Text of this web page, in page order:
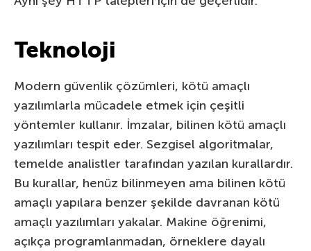
Teknoloji
Modern güvenlik çözümleri, kötü amaçlı
yazılımlarla mücadele etmek için çeşitli
yöntemler kullanır. İmzalar, bilinen kötü amaçlı
yazılımları tespit eder. Sezgisel algoritmalar,
temelde analistler tarafından yazılan kurallardır.
Bu kurallar, henüz bilinmeyen ama bilinen kötü
amaçlı yapılara benzer şekilde davranan kötü
amaçlı yazılımları yakalar. Makine öğrenimi,
açıkça programlanmadan, örneklere dayalı